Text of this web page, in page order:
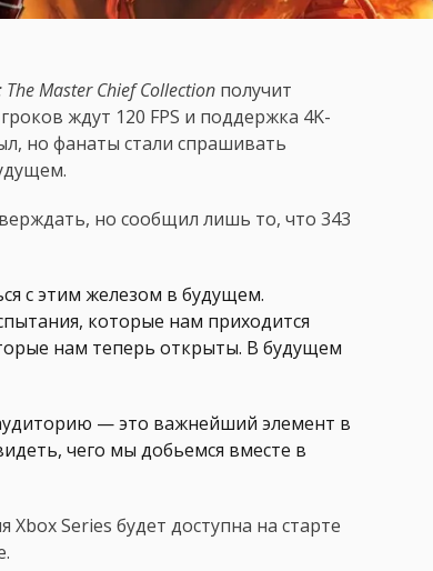
The Master Chief Collection получит
ждут 120 FPS и поддержка 4K-
но фанаты стали спрашивать
но сообщил лишь то, что 343
с этим железом в будущем.
которые нам приходится
нам теперь открыты. В будущем
— это важнейший элемент в
чего мы добьемся вместе в
Xbox Series будет доступна на старте